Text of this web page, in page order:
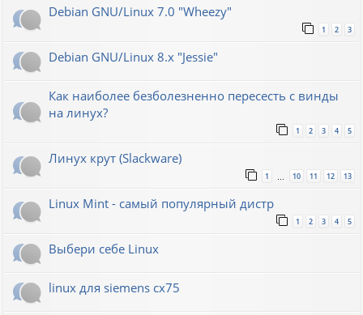
Debian GNU/Linux 7.0 "Wheezy"
1 2 3
Debian GNU/Linux 8.x "Jessie"
Как наиболее безболезненно пересесть с винды
на линух?
1 2 3 4 5
Линух крут (Slackware)
1 … 10 11 12 13
Linux Mint - самый популярный дистр
1 2 3 4 5
Выбери себе Linux
linux для siemens cx75